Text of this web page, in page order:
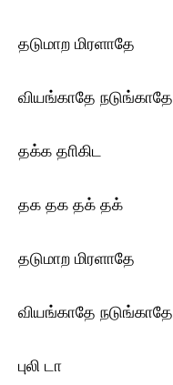
தடுமாற மிரளாதே
வியங்காதே நடுங்காதே
தக்க தாிகிட
தக தக தக் தக்
தடுமாற மிரளாதே
வியங்காதே நடுங்காதே
புலி டா